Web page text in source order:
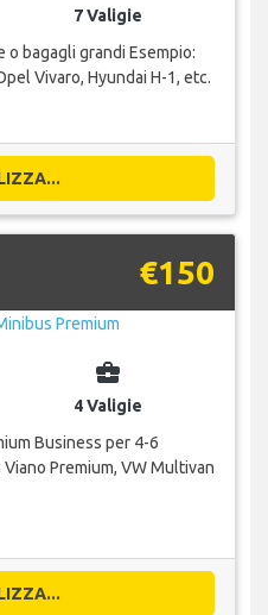
7 Valigie
bagagli grandi Esempio:
Vivaro, Hyundai H-1, etc.
€150
business_center
4 Valigie
Business per 4-6
Premium, VW Multivan